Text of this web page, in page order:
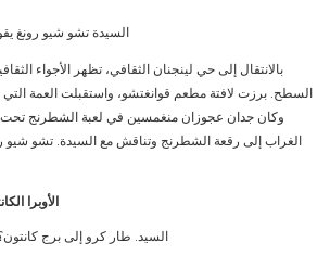
▲السيدة تشو شيو رونغ
بالانتقال إلى حي لينجنان الثقافي، تظهر الأجواء
السطح. برزت لافتة مطعم قوانغتشو، واستقبلت العمة التي
وكان جدان عجوزان منغمسين في لعبة الشطرنج تحت
الغراب إلى رقعة الشطرنج وتناقش مع السيدة. تشو شيو
الأوبرا